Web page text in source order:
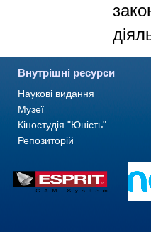
Внутрішні ресурси
Наукові видання
Музеї
Кіностудія "Юність"
Репозиторій